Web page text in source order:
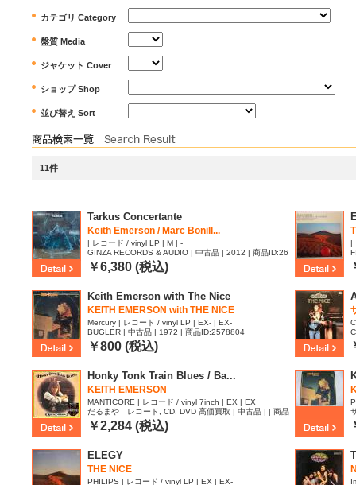
カテゴリ Category
盤質 Media
ジャケット Cover
ショップ Shop
並び替え Sort
11件
Tarkus Concertante
Keith Emerson / Marc Bonill...
| レコード / vinyl LP | M | -
GINZA RECORDS & AUDIO | 中古品 | 2012 | 商品ID:26
32449
￥6,380 (税込)
|
Keith Emerson with The Nice
KEITH EMERSON with THE NICE
Mercury | レコード / vinyl LP | EX- | EX-
BUGLER | 中古品 | 1972 | 商品ID:2578804
￥800 (税込)
Honky Tonk Train Blues / Ba...
KEITH EMERSON
MANTICORE | レコード / vinyl 7inch | EX | EX
だるまや レコード, CD, DVD 高価買取 | 中古品 | | 商品
ID:2217091
￥2,284 (税込)
ELEGY
THE NICE
PHILIPS | レコード / vinyl LP | EX | EX-